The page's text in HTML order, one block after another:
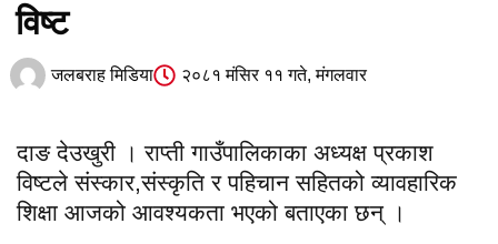
विष्ट
जलबराह मिडिया २०८१ मंसिर ११ गते, मंगलवार
दाङ देउखुरी । राप्ती गाउँपालिकाका अध्यक्ष प्रकाश
विष्टले संस्कार,संस्कृति र पहिचान सहितको व्यावहारिक
शिक्षा आजको आवश्यकता भएको बताएका छन् ।